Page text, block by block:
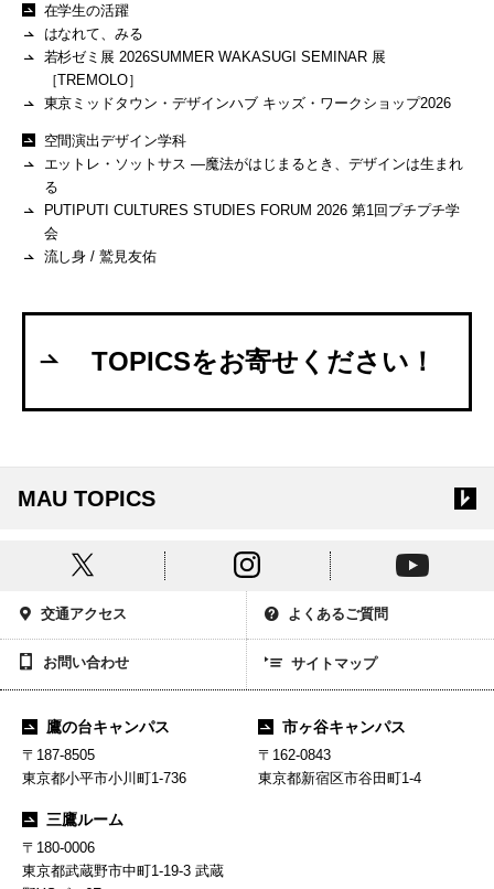
在学生の活躍
はなれて、みる
若杉ゼミ展 2026SUMMER WAKASUGI SEMINAR 展
［TREMOLO］
東京ミッドタウン・デザインハブ キッズ・ワークショップ2026
空間演出デザイン学科
エットレ・ソットサス —魔法がはじまるとき、デザインは生まれ
る
PUTIPUTI CULTURES STUDIES FORUM 2026 第1回プチプチ学
会
流し身 / 鷲見友佑
TOPICSをお寄せください！
MAU TOPICS
交通アクセス よくあるご質問
お問い合わせ サイトマップ
鷹の台キャンパス
〒187-8505
東京都小平市小川町1-736
市ヶ谷キャンパス
〒162-0843
東京都新宿区市谷田町1-4
三鷹ルーム
〒180-0006
東京都武蔵野市中町1-19-3 武蔵